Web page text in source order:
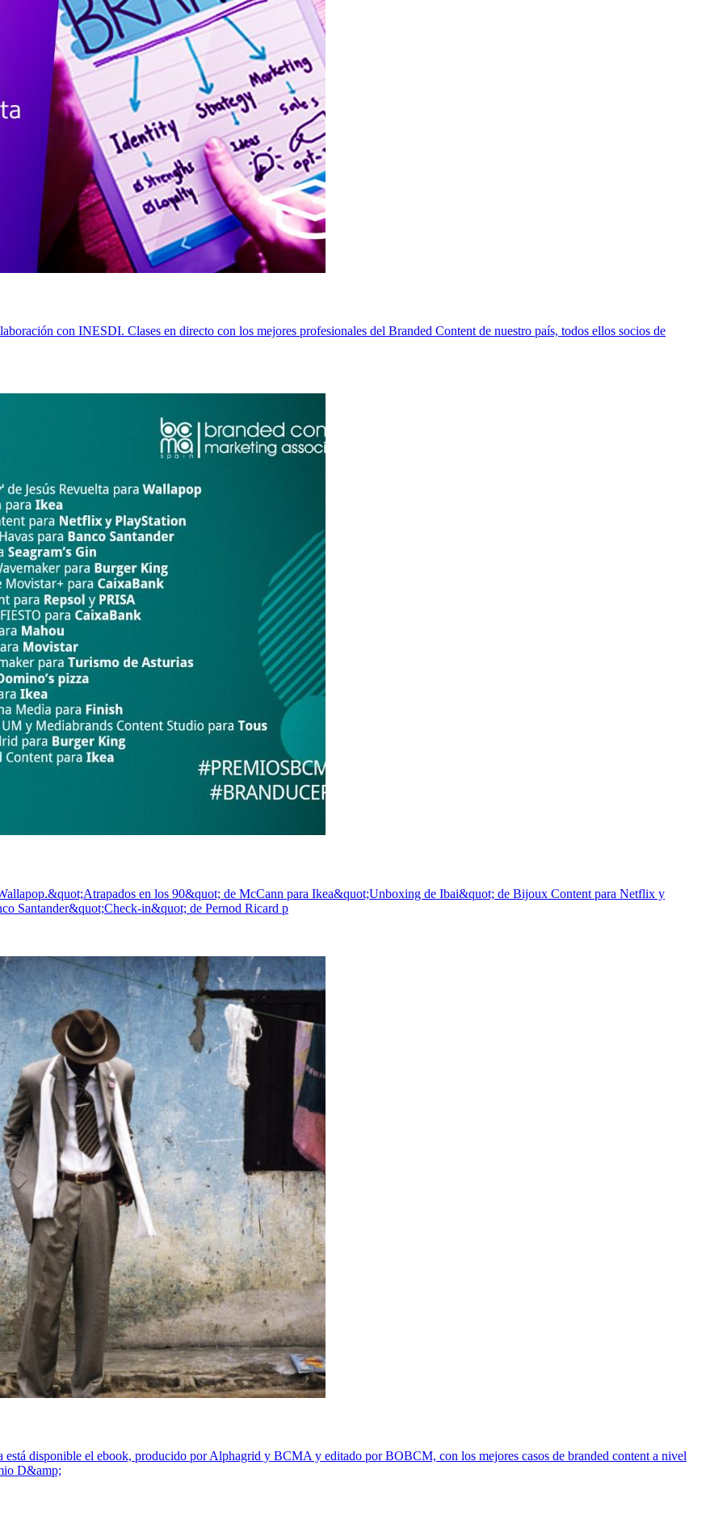
con INESDI. Clases en directo con los mejores profesionales del Branded Content de nuestro país, todos ellos socios de
en los 90&quot; de McCann para Ikea&quot;Unboxing de Ibai&quot; de Bijoux Content para Netflix y
Santander&quot;Check-in&quot; de Pernod Ricard p
disponible el ebook, producido por Alphagrid y BCMA y editado por BOBCM, con los mejores casos de branded content a nivel
D&amp;